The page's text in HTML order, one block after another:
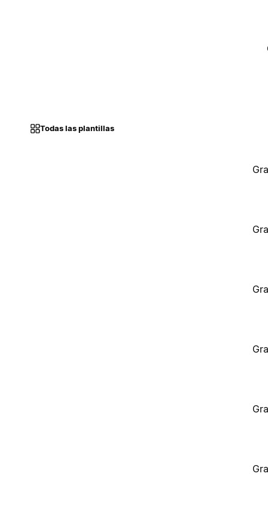
Todas las plantillas